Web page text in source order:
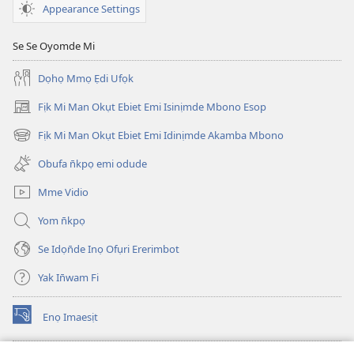
Appearance Settings
Se Se Oyomde Mi
Dọhọ Mmọ Ẹdi Ufọk
Fịk Mi Man Okụt Ebiet Emi Isinịmde Mbono Esop
(opens
new
window)
Fịk Mi Man Okụt Ebiet Emi Idinịmde Akamba Mbono
(opens
new
window)
Obufa n̄kpọ emi odude
Mme Vidio
Yom n̄kpọ
Se Idọn̄de Inọ Ofụri Ererimbot
Yak In̄wam Fi
Enọ Imaesịt
(opens
new